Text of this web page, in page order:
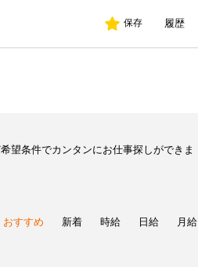
保存 履歴
望条件でカンタンにお仕事探しができま
おすすめ 新着 時給 日給 月給